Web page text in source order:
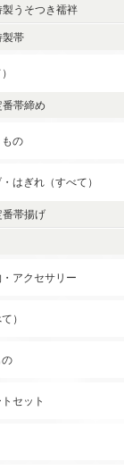
製うそつき襦袢
製帯
番帯締め
の
はぎれ（すべて）
番帯揚げ
アクセサリー
）
セット